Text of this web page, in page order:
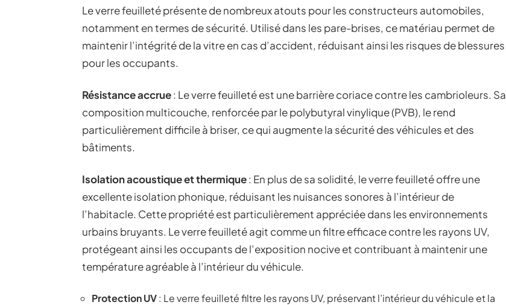
Le verre feuilleté présente de nombreux atouts pour les constructeurs automobiles,
notamment en termes de sécurité. Utilisé dans les pare-brises, ce matériau permet de
maintenir l’intégrité de la vitre en cas d’accident, réduisant ainsi les risques de blessures
pour les occupants.
Résistance accrue: Le verre feuilleté est une barrière coriace contre les cambrioleurs. Sa
composition multicouche, renforcée par le polybutyral vinylique (PVB), le rend
particulièrement difficile à briser, ce qui augmente la sécurité des véhicules et des
bâtiments.
Isolation acoustique et thermique: En plus de sa solidité, le verre feuilleté offre une
excellente isolation phonique, réduisant les nuisances sonores à l’intérieur de
l’habitacle. Cette propriété est particulièrement appréciée dans les environnements
urbains bruyants. Le verre feuilleté agit comme un filtre efficace contre les rayons UV,
protégeant ainsi les occupants de l’exposition nocive et contribuant à maintenir une
température agréable à l’intérieur du véhicule.
Protection UV: Le verre feuilleté filtre les rayons UV, préservant l’intérieur du véhicule et la